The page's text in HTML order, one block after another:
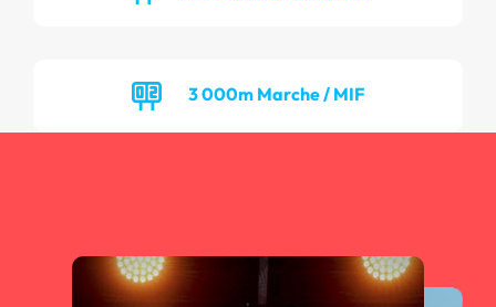
3 000m Marche / MIF